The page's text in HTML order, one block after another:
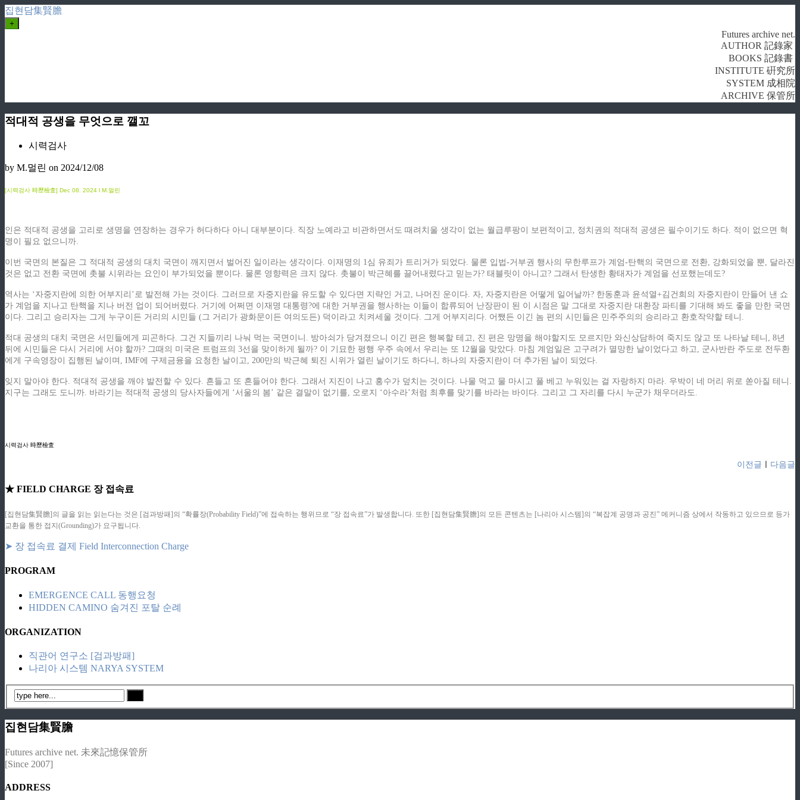
집현담集賢膽
+
Futures archive net.
AUTHOR 記錄家
BOOKS 記錄書
INSTITUTE 硏究所
SYSTEM 成相院
ARCHIVE 保管所
적대적 공생을 무엇으로 깰꼬
시력검사
by M.멀린 on 2024/12/08
[시력검사 時歷檢査] Dec 08. 2024 l M.멀린
인은 적대적 공생을 고리로 생명을 연장하는 경우가 허다하다 아니 대부분이다. 직장 노예라고 비관하면서도 때려치울 생각이 없는 월급루팡이 보편적이고, 정치권의 적대적 공생은 필수이기도 하다. 적이 없으면 혁
명이 필요 없으니까.
이번 국면의 본질은 그 적대적 공생의 대치 국면이 깨지면서 벌어진 일이라는 생각이다. 이재명의 1심 유죄가 트리거가 되었다. 물론 입법-거부권 행사의 무한루프가 계엄-탄핵의 국면으로 전환, 강화되었을 뿐, 달라진
것은 없고 전환 국면에 촛불 시위라는 요인이 부가되었을 뿐이다. 물론 영향력은 크지 않다. 촛불이 박근혜를 끌어내렸다고 믿는가? 태블릿이 아니고? 그래서 탄생한 황태자가 계엄을 선포했는데도?
역사는 ‘자중지란에 의한 어부지리’로 발전해 가는 것이다. 그러므로 자중지란을 유도할 수 있다면 지략인 거고, 나머진 운이다. 자, 자중지란은 어떻게 일어날까? 한동훈과 윤석열+김건희의 자중지란이 만들어 낸 쇼
가 계엄을 지나고 탄핵을 지나 버전 업이 되어버렸다. 거기에 어쩌면 이재명 대통령?에 대한 거부권을 행사하는 이들이 합류되어 난장판이 된 이 시점은 말 그대로 자중지란 대환장 파티를 기대해 봐도 좋을 만한 국면
이다. 그리고 승리자는 그게 누구이든 거리의 시민들 (그 거리가 광화문이든 여의도든) 덕이라고 치켜세울 것이다. 그게 어부지리다. 어쨌든 이긴 놈 편의 시민들은 민주주의의 승리라고 환호작약할 테니.
적대 공생의 대치 국면은 서민들에게 피곤하다. 그건 지들끼리 나눠 먹는 국면이니. 방아쇠가 당겨졌으니 이긴 편은 행복할 테고, 진 편은 망명을 해야할지도 모르지만 와신상담하여 죽지도 않고 또 나타날 테니, 8년
뒤에 시민들은 다시 거리에 서야 할까? 그때의 미국은 트럼프의 3선을 맞이하게 될까? 이 기묘한 평행 우주 속에서 우리는 또 12월을 맞았다. 마침 계엄일은 고구려가 멸망한 날이었다고 하고, 군사반란 주도로 전두환
에게 구속영장이 집행된 날이며, IMF에 구제금융을 요청한 날이고, 200만의 박근혜 퇴진 시위가 열린 날이기도 하다니, 하나의 자중지란이 더 추가된 날이 되었다.
잊지 말아야 한다. 적대적 공생을 깨야 발전할 수 있다. 흔들고 또 흔들어야 한다. 그래서 지진이 나고 홍수가 덮치는 것이다. 나물 먹고 물 마시고 풀 베고 누워있는 걸 자랑하지 마라. 우박이 네 머리 위로 쏟아질 테니.
지구는 그래도 도니까. 바라기는 적대적 공생의 당사자들에게 ‘서울의 봄’ 같은 결말이 없기를, 오로지 ‘아수라’처럼 최후를 맞기를 바라는 바이다. 그리고 그 자리를 다시 누군가 채우더라도.
시력검사 時歷檢査
이전글 다음글
★ FIELD CHARGE 장 접속료
[집현담集賢膽]의 글을 읽는 읽는다는 것은 [검과방패]의 “확률장(Probability Field)”에 접속하는 행위므로 “장 접속료”가 발생합니다. 또한 [집현담集賢膽]의 모든 콘텐츠는 [나리아 시스템]의 “복잡계 공명과 공진” 메커니즘 상에서 작동하고 있으므로 등가
교환을 통한 접지(Grounding)가 요구됩니다.
➤ 장 접속료 결제 Field Interconnection Charge
PROGRAM
EMERGENCE CALL 동행요청
HIDDEN CAMINO 숨겨진 포탈 순례
ORGANIZATION
직관어 연구소 [검과방패]
나리아 시스템 NARYA SYSTEM
집현담集賢膽
Futures archive net. 未來記憶保管所
[Since 2007]
ADDRESS